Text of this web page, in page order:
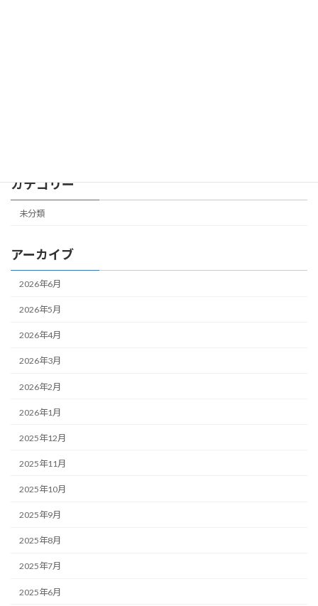
カテゴリー
未分類
アーカイブ
2026年6月
2026年5月
2026年4月
2026年3月
2026年2月
2026年1月
2025年12月
2025年11月
2025年10月
2025年9月
2025年8月
2025年7月
2025年6月